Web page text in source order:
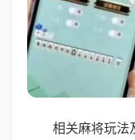
相关麻将玩法